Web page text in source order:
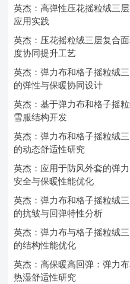
英杰：高弹性压花摇粒绒三
应用实践
英杰：压花摇粒绒三层复合
度协同提升工艺
英杰：弹力布和格子摇粒绒
的弹性与保暖协同设计
英杰：基于弹力布和格子摇
雪服结构开发
英杰：弹力布和格子摇粒绒
的动态舒适性研究
英杰：应用于防风外套的弹
安全与保暖性能优化
英杰：弹力布和格子摇粒绒
的抗皱与回弹特性分析
英杰：弹力布与格子摇粒绒
的结构性能优化
英杰：高保暖高回弹：弹力
热湿舒适性研究